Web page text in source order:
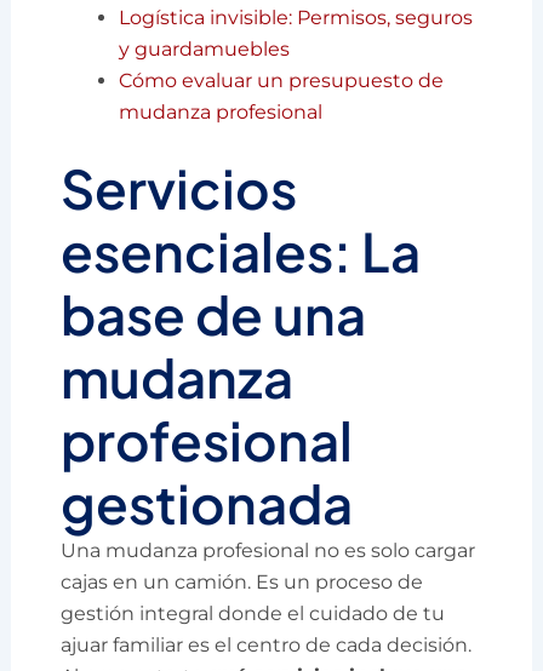
Logística invisible: Permisos, seguros
y guardamuebles
Cómo evaluar un presupuesto de
mudanza profesional
Servicios
esenciales: La
base de una
mudanza
profesional
gestionada
Una mudanza profesional no es solo cargar
cajas en un camión. Es un proceso de
gestión integral donde el cuidado de tu
ajuar familiar es el centro de cada decisión.